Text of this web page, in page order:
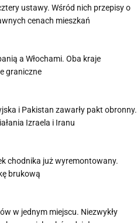
ustawy. Wśród nich przepisy o
cenach mieszkań
a Włochami. Oba kraje
graniczne
i Pakistan zawarły pakt obronny.
Izraela i Iranu
chodnika już wyremontowany.
brukową
w jednym miejscu. Niezwykły